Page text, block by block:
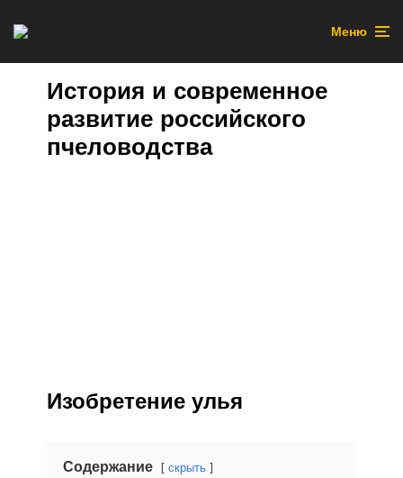
Меню
История и современное
развитие российского
пчеловодства
Изобретение улья
Содержание скрыть